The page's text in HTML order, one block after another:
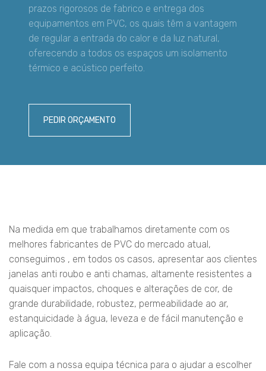
prazos rigorosos de fabrico e entrega dos
equipamentos em PVC, os quais têm a vantagem
de regular a entrada do calor e da luz natural,
oferecendo a todos os espaços um isolamento
térmico e acústico perfeito.
PEDIR ORÇAMENTO
Na medida em que trabalhamos diretamente com os
melhores fabricantes de PVC do mercado atual,
conseguimos , em todos os casos, apresentar aos clientes
janelas anti roubo e anti chamas, altamente resistentes a
quaisquer impactos, choques e alterações de cor, de
grande durabilidade, robustez, permeabilidade ao ar,
estanquicidade à água, leveza e de fácil manutenção e
aplicação.
Fale com a nossa equipa técnica para o ajudar a escolher